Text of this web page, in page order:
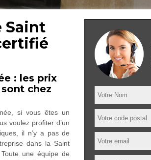
Saint
: les prix
chez
si vous êtes un
voulez profiter d’un
il n’y a pas de
dans la Saint
une équipe de